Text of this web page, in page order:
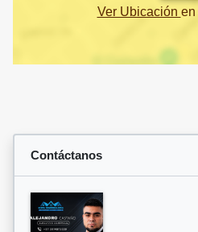
Ver Ubicación en
Contáctanos